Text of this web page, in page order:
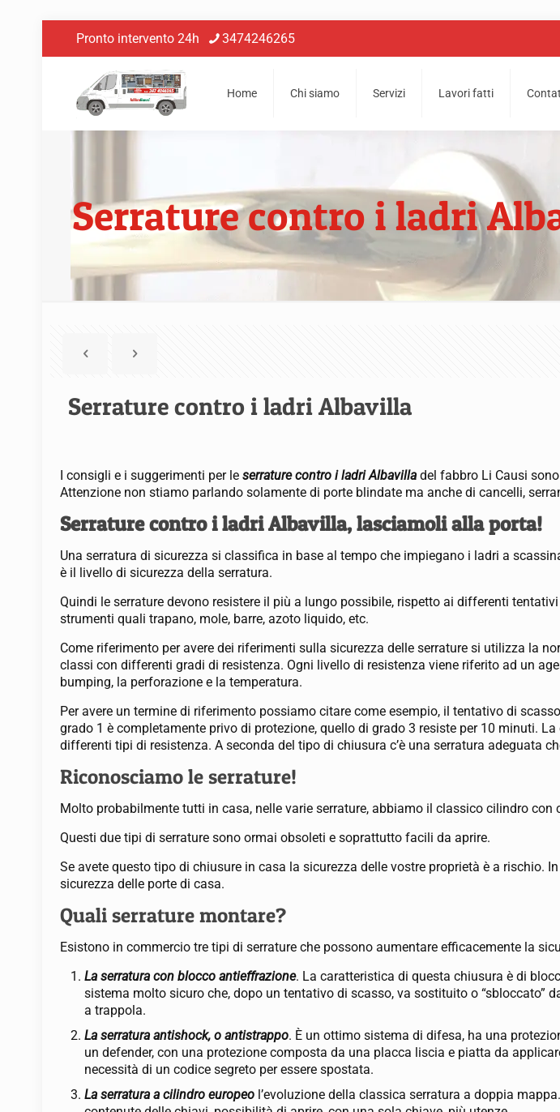
Pronto intervento 24h 3474246265
Home Chi siamo Servizi Lavori fatti
Serrature contro i ladri
Serrature contro i ladri Albavilla
I consigli e i suggerimenti per leserrature contro i ladri Albavilladel fabbro Li Causi
Attenzione non stiamo parlando solamente di porte blindate ma anche di cancelli,
Serrature contro i ladri Albavilla, lasciamoli alla porta!
Una serratura di sicurezza si classifica in base al tempo che impiegano i ladri a
è il livello di sicurezza della serratura.
Quindi le serrature devono resistere il più a lungo possibile, rispetto ai differenti
strumenti quali trapano, mole, barre, azoto liquido, etc.
Come riferimento per avere dei riferimenti sulla sicurezza delle serrature si utilizza la
classi con differenti gradi di resistenza. Ogni livello di resistenza viene riferito ad un
bumping, la perforazione e la temperatura.
Per avere un termine di riferimento possiamo citare come esempio, il tentativo di
grado 1 è completamente privo di protezione, quello di grado 3 resiste per 10 minuti.
differenti tipi di resistenza. A seconda del tipo di chiusura c’è una serratura adeguata
Riconosciamo le serrature!
Molto probabilmente tutti in casa, nelle varie serrature, abbiamo il classico cilindro
Questi due tipi di serrature sono ormai obsoleti e soprattutto facili da aprire.
Se avete questo tipo di chiusure in casa la sicurezza delle vostre proprietà è a rischio.
sicurezza delle porte di casa.
Quali serrature montare?
Esistono in commercio tre tipi di serrature che possono aumentare efficacemente la
La serratura con blocco antieffrazione. La caratteristica di questa chiusura è di
sistema molto sicuro che, dopo un tentativo di scasso, va sostituito o
a trappola.
La serratura antishock, o antistrappo. È un ottimo sistema di difesa, ha una
un defender, con una protezione composta da una placca liscia e piatta da
necessità di un codice segreto per essere spostata.
La serratura a cilindro europeo l’evoluzione della classica serratura a doppia